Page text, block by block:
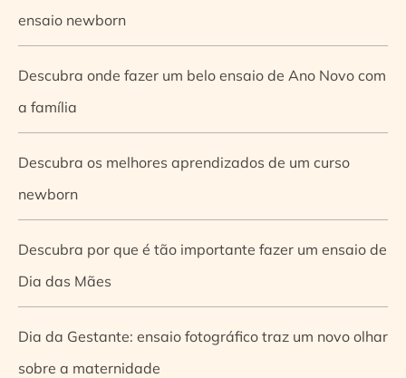
ensaio newborn
Descubra onde fazer um belo ensaio de Ano Novo com
a família
Descubra os melhores aprendizados de um curso
newborn
Descubra por que é tão importante fazer um ensaio de
Dia das Mães
Dia da Gestante: ensaio fotográfico traz um novo olhar
sobre a maternidade